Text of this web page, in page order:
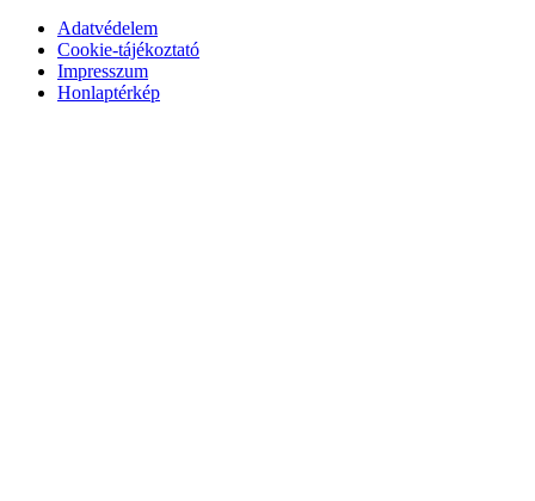
Adatvédelem
Cookie-tájékoztató
Impresszum
Honlaptérkép